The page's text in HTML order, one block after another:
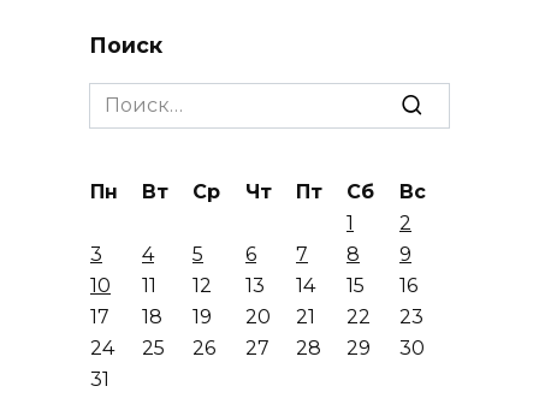
Поиск
Search
for:
Пн Вт Ср Чт Пт Сб
Вс
1
2
3
4 5 6 7 8
9
10
11 12 13 14 15
16
17
18 19 20 21 22
23
24
25 26 27 28 29
30
31